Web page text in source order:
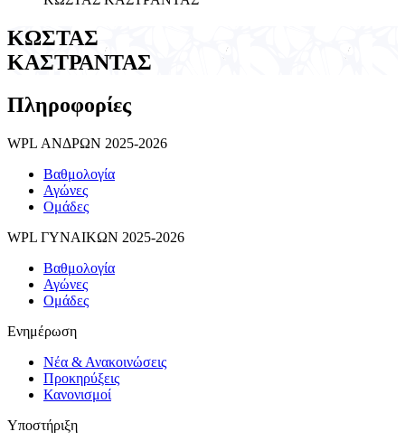
ΚΩΣΤΑΣ
ΚΑΣΤΡΑΝΤΑΣ
Πληροφορίες
WPL ΑΝΔΡΩΝ 2025-2026
Βαθμολογία
Αγώνες
Ομάδες
WPL ΓΥΝΑΙΚΩΝ 2025-2026
Βαθμολογία
Αγώνες
Ομάδες
Ενημέρωση
Νέα & Ανακοινώσεις
Προκηρύξεις
Κανονισμοί
Υποστήριξη